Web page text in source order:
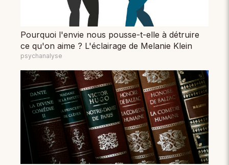
Pourquoi l'envie nous pousse-t-elle à détruire
ce qu'on aime ? L'éclairage de Melanie Klein
psychanalyse